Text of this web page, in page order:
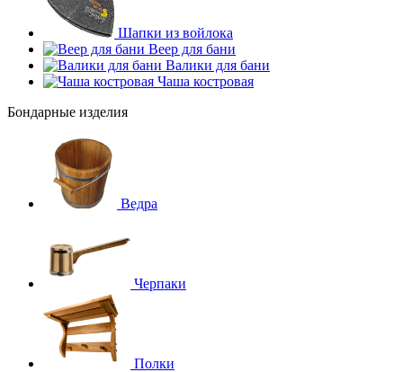
Шапки из войлока
Веер для бани
Валики для бани
Чаша костровая
Бондарные изделия
Ведра
Черпаки
Полки